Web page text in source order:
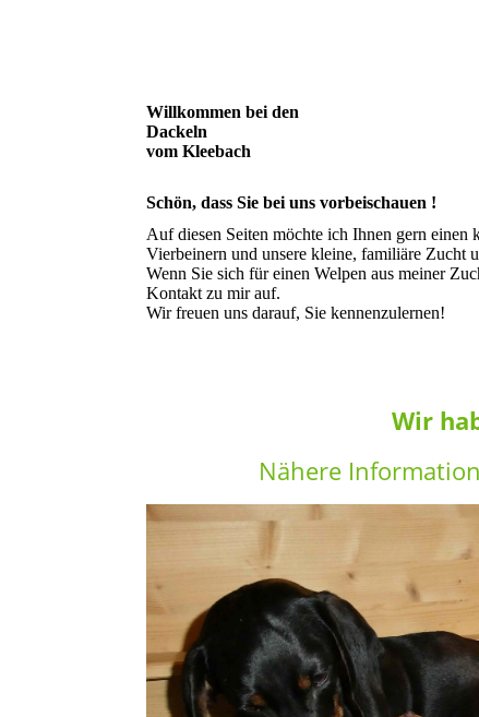
Willkommen bei den
Dackeln
vom Kleebach
Schön, dass Sie bei uns vorbeischauen !
Auf diesen Seiten möchte ich Ihnen gern
Vierbeinern und unsere kleine, familiäre Zucht
Wenn Sie sich für einen Welpen aus meiner
Kontakt zu mir auf.
Wir freuen uns darauf, Sie kennenzulernen!
Wir
Nähere